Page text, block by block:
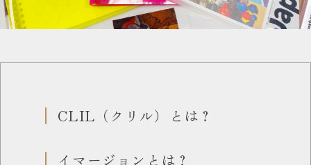
CLIL（クリル）とは？
イマージョンとは？